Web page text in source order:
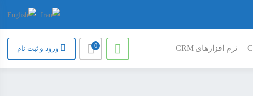
نرم افزارهای CRM 0 ورود و ثبت نام